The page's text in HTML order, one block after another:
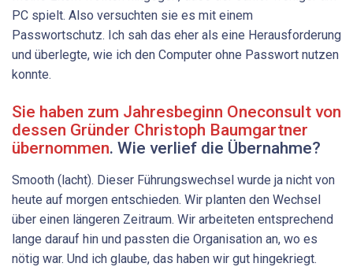
PC spielt. Also versuchten sie es mit einem
Passwortschutz. Ich sah das eher als eine Herausforderung
und überlegte, wie ich den Computer ohne Passwort nutzen
konnte.
Sie haben zum Jahresbeginn Oneconsult von
dessen Gründer Christoph Baumgartner
übernommen. Wie verlief die Übernahme?
Smooth (lacht). Dieser Führungswechsel wurde ja nicht von
heute auf morgen entschieden. Wir planten den Wechsel
über einen längeren Zeitraum. Wir arbeiteten entsprechend
lange darauf hin und passten die Organisation an, wo es
nötig war. Und ich glaube, das haben wir gut hingekriegt.